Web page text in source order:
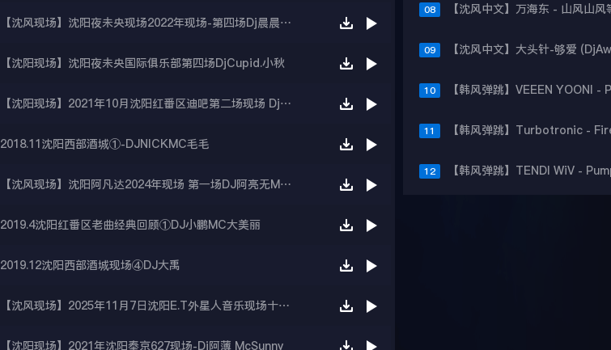
【沈风现场】沈阳夜未央现场2022年现场-第四场Dj晨晨Mc王子
【沈阳现场】沈阳夜未央国际俱乐部第四场DjCupid.小秋
【沈阳现场】2021年10月沈阳红番区迪吧第二场现场 Dj大圣 Mc 晴儿
2018.11沈阳西部酒城①-DJNICKMC毛毛
【沈风现场】沈阳阿凡达2024年现场 第一场DJ阿亮无MC版本
2019.4沈阳红番区老曲经典回顾①DJ小鹏MC大美丽
2019.12沈阳西部酒城现场④DJ大禹
【沈风现场】2025年11月7日沈阳E.T外星人音乐现场十年经典回顾之夜第一场-Dj阿亮 McSunny
【沈阳现场】2021年沈阳奉京627现场-Dj阿薄 McSunny
08
09
10
11
12